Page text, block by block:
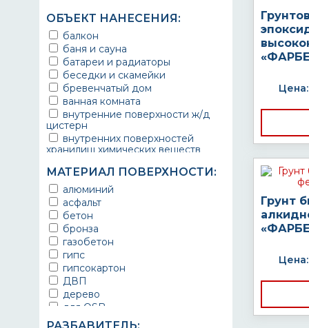
ОБЪЕКТ НАНЕСЕНИЯ:
балкон
баня и сауна
батареи и радиаторы
беседки и скамейки
бревенчатый дом
ванная комната
внутренние поверхности ж/д
цистерн
внутренних поверхностей
хранилищ химических веществ
ворота
выхлопные системы
автомобилей
газопроводы
гараж
гидротехнические сооружения
городской транспорт
грузовые вагоны
двери металлические
детали двигателей
детали машин
МАТЕРИАЛ ПОВЕРХНОСТИ:
алюминий
асфальт
бетон
бронза
газобетон
гипс
гипсокартон
ДВП
дерево
для OSB
для бетона
Цена:
Грунт
Цена: